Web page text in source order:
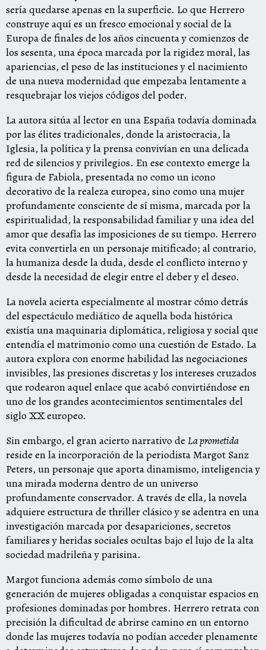
sería quedarse apenas en la superficie. Lo que Herrero
construye aquí es un fresco emocional y social de la
Europa de finales de los años cincuenta y comienzos de
los sesenta, una época marcada por la rigidez moral, las
apariencias, el peso de las instituciones y el nacimiento
de una nueva modernidad que empezaba lentamente a
resquebrajar los viejos códigos del poder.
La autora sitúa al lector en una España todavía dominada
por las élites tradicionales, donde la aristocracia, la
Iglesia, la política y la prensa convivían en una delicada
red de silencios y privilegios. En ese contexto emerge la
figura de Fabiola, presentada no como un icono
decorativo de la realeza europea, sino como una mujer
profundamente consciente de sí misma, marcada por la
espiritualidad, la responsabilidad familiar y una idea del
amor que desafía las imposiciones de su tiempo. Herrero
evita convertirla en un personaje mitificado; al contrario,
la humaniza desde la duda, desde el conflicto interno y
desde la necesidad de elegir entre el deber y el deseo.
La novela acierta especialmente al mostrar cómo detrás
del espectáculo mediático de aquella boda histórica
existía una maquinaria diplomática, religiosa y social que
entendía el matrimonio como una cuestión de Estado. La
autora explora con enorme habilidad las negociaciones
invisibles, las presiones discretas y los intereses cruzados
que rodearon aquel enlace que acabó convirtiéndose en
uno de los grandes acontecimientos sentimentales del
siglo XX europeo.
Sin embargo, el gran acierto narrativo de La prometida
reside en la incorporación de la periodista Margot Sanz
Peters, un personaje que aporta dinamismo, inteligencia y
una mirada moderna dentro de un universo
profundamente conservador. A través de ella, la novela
adquiere estructura de thriller clásico y se adentra en una
investigación marcada por desapariciones, secretos
familiares y heridas sociales ocultas bajo el lujo de la alta
sociedad madrileña y parisina.
Margot funciona además como símbolo de una
generación de mujeres obligadas a conquistar espacios en
profesiones dominadas por hombres. Herrero retrata con
precisión la dificultad de abrirse camino en un entorno
donde las mujeres todavía no podían acceder plenamente